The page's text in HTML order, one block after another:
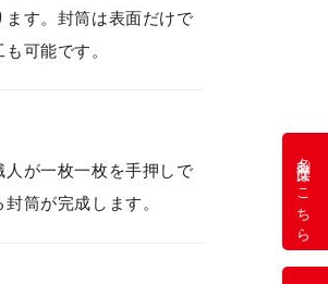
す。封筒は表面だけで
可能です。
が一枚一枚を手押しで
筒が完成します。
名刺注文はこちら